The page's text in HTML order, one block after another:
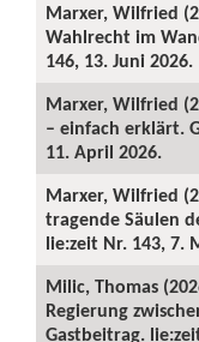
Marxer, Wilfried
Wahlrecht im
146, 13. Juni 2026.
Marxer, Wilfried
– einfach erklärt.
11. April 2026.
Marxer, Wilfried
tragende Säulen
lie:zeit Nr. 143, 7.
Milic, Thomas
Regierung
Gastbeitrag.